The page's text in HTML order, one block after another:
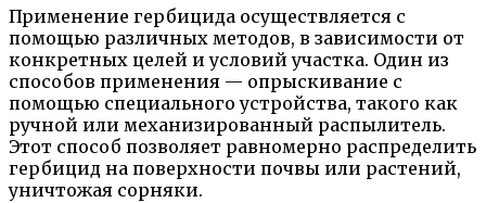
Применение гербицида осуществляется с
помощью различных методов, в зависимости от
конкретных целей и условий участка. Один из
способов применения — опрыскивание с
помощью специального устройства, такого как
ручной или механизированный распылитель.
Этот способ позволяет равномерно распределить
гербицид на поверхности почвы или растений,
уничтожая сорняки.